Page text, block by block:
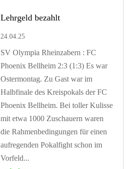
Lehrgeld bezahlt
24.04.25
SV Olympia Rheinzabern : FC
Phoenix Bellheim 2:3 (1:3) Es war
Ostermontag. Zu Gast war im
Halbfinale des Kreispokals der FC
Phoenix Bellheim. Bei toller Kulisse
mit etwa 1000 Zuschauern waren
die Rahmenbedingungen für einen
aufregenden Pokalfight schon im
Vorfeld...